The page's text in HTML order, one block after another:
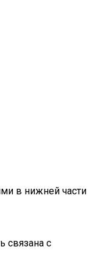
в нижней части
связана с